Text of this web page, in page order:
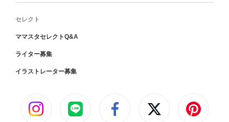
セレクト
ママスタセレクトQ&A
ライター募集
イラストレーター募集